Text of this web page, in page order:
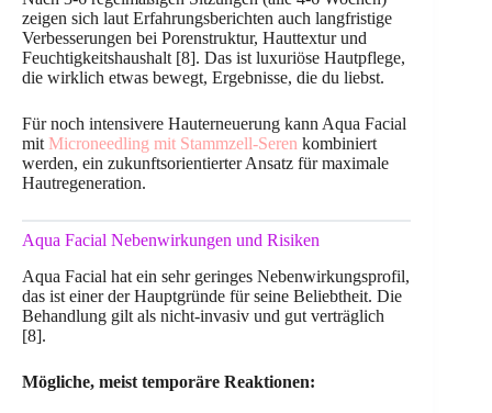
zeigen sich laut Erfahrungsberichten auch langfristige
Verbesserungen bei Porenstruktur, Hauttextur und
Feuchtigkeitshaushalt [8]. Das ist luxuriöse Hautpflege,
die wirklich etwas bewegt, Ergebnisse, die du liebst.
Für noch intensivere Hauterneuerung kann Aqua Facial
mit Microneedling mit Stammzell-Seren kombiniert
werden, ein zukunftsorientierter Ansatz für maximale
Hautregeneration.
Aqua Facial Nebenwirkungen und Risiken
Aqua Facial hat ein sehr geringes Nebenwirkungsprofil,
das ist einer der Hauptgründe für seine Beliebtheit. Die
Behandlung gilt als nicht-invasiv und gut verträglich
[8].
Mögliche, meist temporäre Reaktionen: